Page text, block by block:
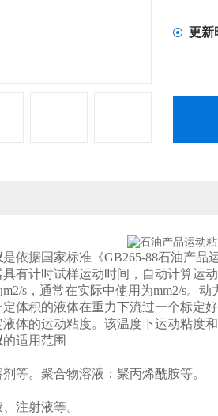
更新
是依据国家标准《GB265-88石油产
有计时试样运动时间，自动计算运
s，通常在实际中使用为mm2/s。
体积的液体在重力下流过一个标定
体的运动粘度。该温度下运动粘度
的适用范围
。聚合物溶液：聚丙烯酰胺等。
注射液等。